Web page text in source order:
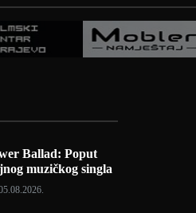
Ballad: Poput
muzičkog singla